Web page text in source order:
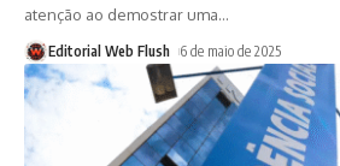
atenção ao demostrar uma…
Editorial Web Flush 6 de maio de 2025